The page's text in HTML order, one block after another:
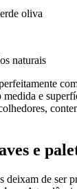
oliva
naturais
e
e
deixam de ser